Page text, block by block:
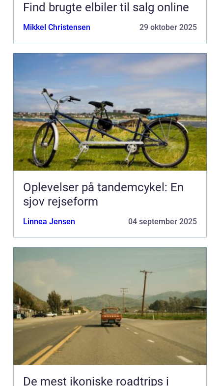
Find brugte elbiler til salg online
Mikkel Christensen 29 oktober 2025
Oplevelser på tandemcykel: En
sjov rejseform
Linnea Jensen 04 september 2025
De mest ikoniske roadtrips i